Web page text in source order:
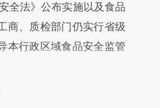
全法》公布实施以及食品
商、质检部门仍实行省级
本行政区域食品安全监管